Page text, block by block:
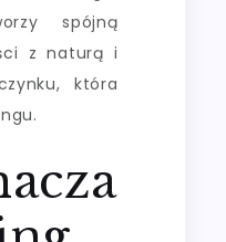
spójną
z naturą i
która